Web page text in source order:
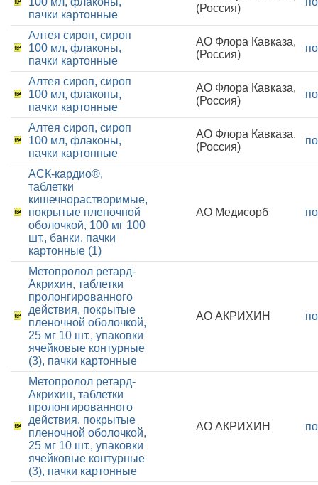
пачки картонные
(Россия)
Алтея сироп, сироп
100 мл, флаконы,
пачки картонные
АО Флора Кавказа,
(Россия)
Алтея сироп, сироп
100 мл, флаконы,
пачки картонные
АО Флора Кавказа,
(Россия)
Алтея сироп, сироп
100 мл, флаконы,
пачки картонные
АО Флора Кавказа,
(Россия)
АСК-кардио®,
таблетки
кишечнорастворимые,
покрытые пленочной
оболочкой, 100 мг 100
шт., банки, пачки
картонные (1)
АО Медисорб
Метопролол ретард-
Акрихин, таблетки
пролонгированного
действия, покрытые
пленочной оболочкой,
25 мг 10 шт., упаковки
ячейковые контурные
(3), пачки картонные
АО АКРИХИН
Метопролол ретард-
Акрихин, таблетки
пролонгированного
действия, покрытые
пленочной оболочкой,
25 мг 10 шт., упаковки
ячейковые контурные
(3), пачки картонные
АО АКРИХИН